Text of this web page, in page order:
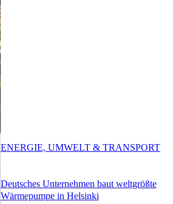
Deutsches Unternehmen baut weltgrößte
Wärmepumpe in Helsinki
ENERGIE, UMWELT & TRANSPORT